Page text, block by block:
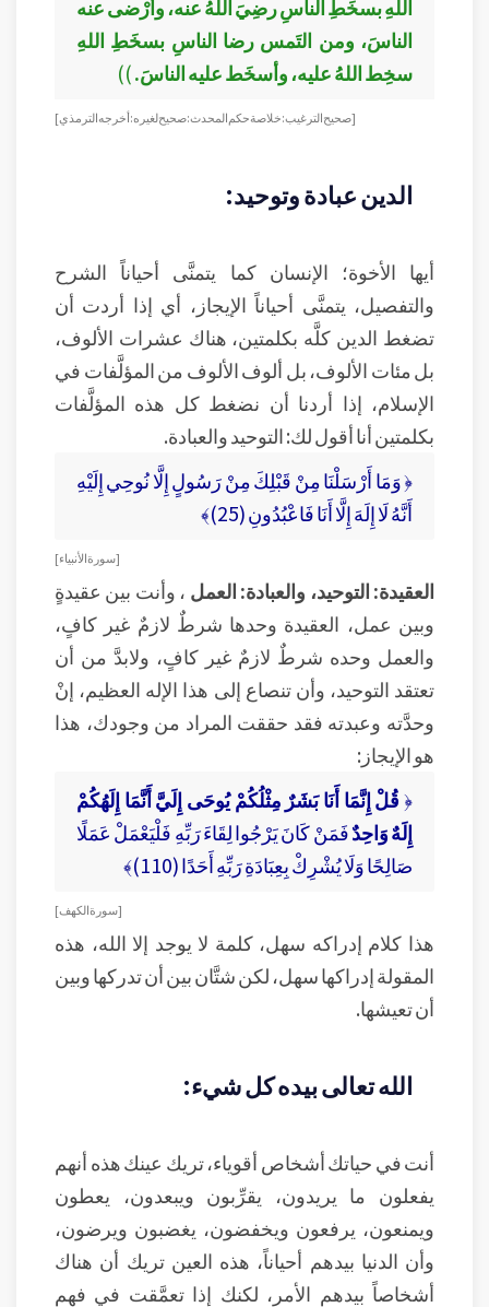
اللهِ بسخَطِ الناسِ رضِيَ اللهُ عنه، وأرْضى عنه
الناسَ، ومن التَمس رضا الناسِ بسخَطِ اللهِ
سخِط اللهُ عليه، وأسخَط عليه الناسَ.))
[ صحيح الترغيب: خلاصة حكم المحدث : صحيح لغيره : أخرجه الترمذي ]
الدين عبادة وتوحيد:
أيها الأخوة؛ الإنسان كما يتمنَّى أحياناً الشرح
والتفصيل، يتمنَّى أحياناً الإيجاز، أي إذا أردت أن
تضغط الدين كلَّه بكلمتين، هناك عشرات الألوف،
بل مئات الألوف، بل ألوف الألوف من المؤلَّفات في
الإسلام، إذا أردنا أن نضغط كل هذه المؤلَّفات
بكلمتين أنا أقول لك: التوحيد والعبادة.
﴿ وَمَا أَرْسَلْنَا مِنْ قَبْلِكَ مِنْ رَسُولٍ إِلَّا نُوحِي إِلَيْهِ
أَنَّهُ لَا إِلَهَ إِلَّا أَنَا فَاعْبُدُونِ (25)﴾
[ سورة الأنبياء ]
العقيدة: التوحيد، والعبادة: العمل ، وأنت بين عقيدةٍ
وبين عمل، العقيدة وحدها شرطٌ لازمٌ غير كافٍ،
والعمل وحده شرطٌ لازمٌ غير كافٍ، ولابدَّ من أن
تعتقد التوحيد، وأن تنصاع إلى هذا الإله العظيم، إنْ
وحدَّته وعبدته فقد حققت المراد من وجودك، هذا
هو الإيجاز:
﴿قُلْ إِنَّمَا أَنَا بَشَرٌ مِثْلُكُمْ يُوحَى إِلَيَّ أَنَّمَا إِلَهُكُمْ
إِلَهٌ وَاحِدٌفَمَنْ كَانَ يَرْجُوا لِقَاءَ رَبِّهِ فَلْيَعْمَلْ عَمَلًا
صَالِحًا وَلَا يُشْرِكْ بِعِبَادَةِ رَبِّهِ أَحَدًا (110)﴾
[ سورة الكهف ]
هذا كلام إدراكه سهل، كلمة لا يوجد إلا الله، هذه
المقولة إدراكها سهل، لكن شتَّان بين أن تدركها وبين
أن تعيشها.
الله تعالى بيده كل شيء:
أنت في حياتك أشخاص أقوياء، تريك عينك هذه أنهم
يفعلون ما يريدون، يقرِّبون ويبعدون، يعطون
ويمنعون، يرفعون ويخفضون، يغضبون ويرضون،
وأن الدنيا بيدهم أحياناً، هذه العين تريك أن هناك
أشخاصاً بيدهم الأمر، لكنك إذا تعمَّقت في فهم